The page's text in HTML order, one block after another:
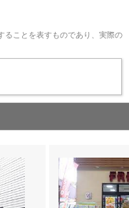
ことを表すものであり、実際の